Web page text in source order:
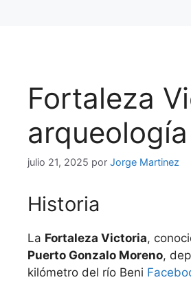
Fortaleza
julio 21, 2025 por Jorge Martinez
Historia
La Fortaleza Victoria,
Puerto Gonzalo Moreno,
kilómetro del río Beni